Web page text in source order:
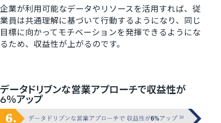
企業が利用可能なデータやリソースを活用すれば、従
業員は共通理解に基づいて行動するようになり、同じ
目標に向かってモチベーションを発揮できるようにな
るため、収益性が上がるのです。
データドリブンな営業アプローチで収益性が
6％アップ